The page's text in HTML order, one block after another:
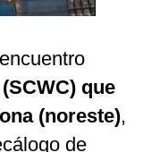
que
(noreste),
de